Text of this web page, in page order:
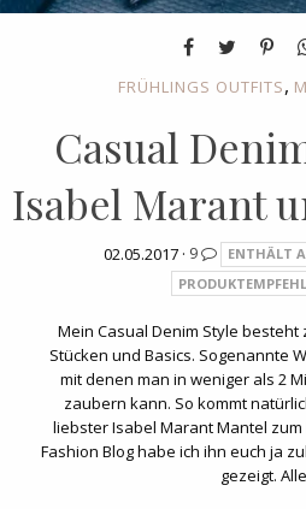
FRÜHLINGS OUTFITS,
Casual
Isabel Marant
02.05.2017 · 9
ENTHÄLT
Mein Casual Denim Style besteht
Stücken und Basics. Sogenannte
mit denen man in weniger als 2
zaubern kann. So kommt
liebster Isabel Marant Mantel
Fashion Blog habe ich ihn euch ja
gezeigt.